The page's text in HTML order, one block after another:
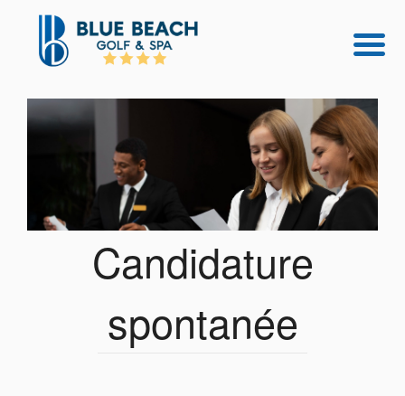
Candidature
spontanée